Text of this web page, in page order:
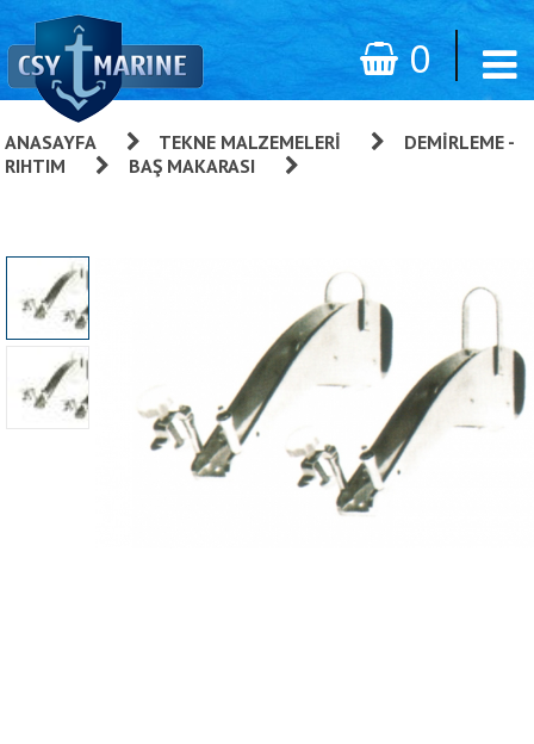
0
ANASAYFA TEKNE MALZEMELERI
DEMIRLEME -
RIHTIM
BAŞ MAKARASI